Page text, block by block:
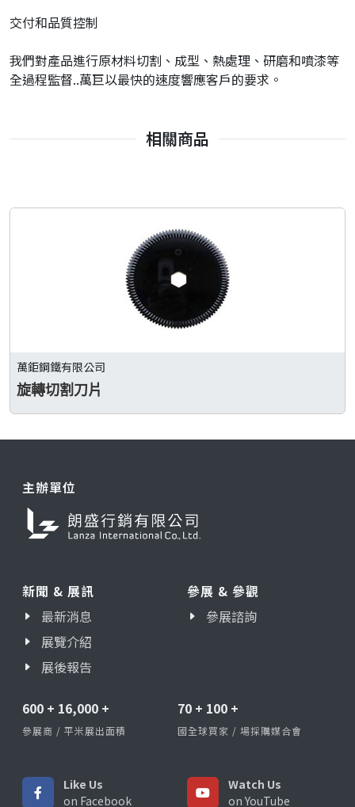
交付和品質控制
我們對產品進行原材料切割、成型、熱處理、研磨和噴漆等
全過程監督..萬巨以最快的速度響應客戶的要求。
相關商品
萬鉅鋼鐵有限公司
旋轉切割刀片
主辦單位
新聞 & 展訊
最新消息
展覽介紹
展後報告
參展 & 參觀
參展諮詢
600 + 16,000 +
參展商 / 平米展出面積
70 + 100 +
國全球買家 / 場採購媒合會
Like Us
on Facebook
Watch Us
on YouTube